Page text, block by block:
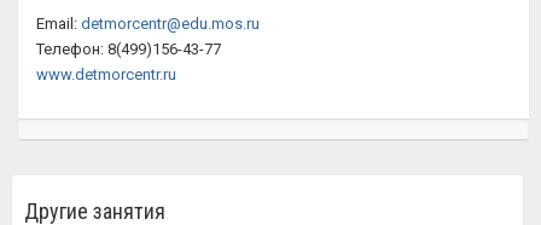
Email: detmorcentr@edu.mos.ru
Телефон: 8(499)156-43-77
www.detmorcentr.ru
Другие занятия